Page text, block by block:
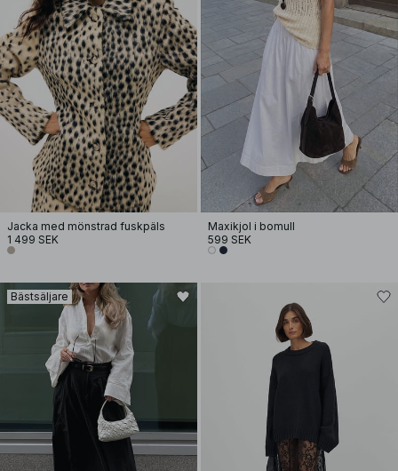
Jacka med mönstrad fuskpäls
1 499 SEK
Maxikjol i bomull
599 SEK
Bästsäljare